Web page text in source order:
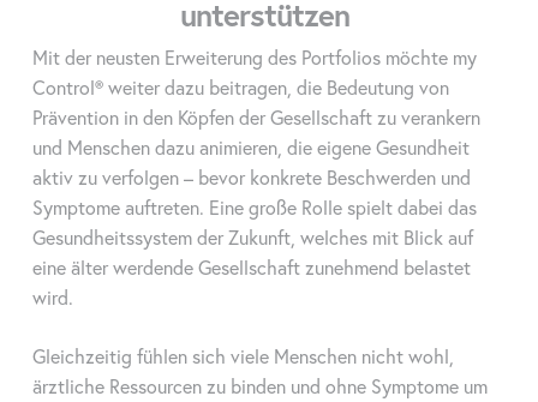
unterstützen ­
Mit der neusten Erweiterung des Portfolios möchte my
Control® weiter dazu beitragen, die Bedeutung von
Prävention in den Köpfen der Gesellschaft zu verankern
und Menschen dazu animieren, die eigene Gesundheit
aktiv zu verfolgen – bevor konkrete Beschwerden und
Symptome auftreten. Eine große Rolle spielt dabei das
Gesundheitssystem der Zukunft, welches mit Blick auf
eine älter werdende Gesellschaft zunehmend belastet
wird.
Gleichzeitig fühlen sich viele Menschen nicht wohl,
ärztliche Ressourcen zu binden und ohne Symptome um